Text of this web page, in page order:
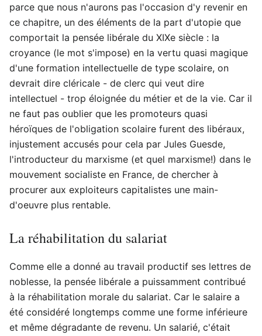
parce que nous n'aurons pas l'occasion d'y revenir en
ce chapitre, un des éléments de la part d'utopie que
comportait la pensée libérale du XIXe siècle : la
croyance (le mot s'impose) en la vertu quasi magique
d'une formation intellectuelle de type scolaire, on
devrait dire cléricale - de clerc qui veut dire
intellectuel - trop éloignée du métier et de la vie. Car il
ne faut pas oublier que les promoteurs quasi
héroïques de l'obligation scolaire furent des libéraux,
injustement accusés pour cela par Jules Guesde,
l'introducteur du marxisme (et quel marxisme!) dans le
mouvement socialiste en France, de chercher à
procurer aux exploiteurs capitalistes une main-
d'oeuvre plus rentable.
La réhabilitation du salariat
Comme elle a donné au travail productif ses lettres de
noblesse, la pensée libérale a puissamment contribué
à la réhabilitation morale du salariat. Car le salaire a
été considéré longtemps comme une forme inférieure
et même dégradante de revenu. Un salarié, c'était